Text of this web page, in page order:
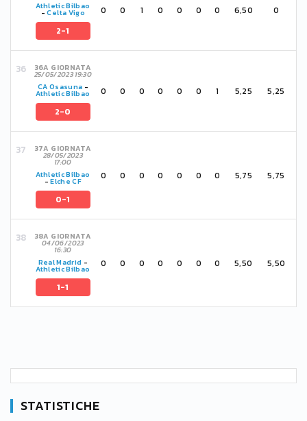
Athletic Bilbao
-Celta Vigo
2-1
0 0 1 0 0 0 0 6,50 0
36A GIORNATA
25/05/2023 19:30
CA Osasuna -
Athletic Bilbao
2-0
0 0 0 0 0 0 1 5,25 5,25
37A GIORNATA
28/05/2023
17:00
Athletic Bilbao
-Elche CF
0-1
0 0 0 0 0 0 0 5,75 5,75
38A GIORNATA
04/06/2023
16:30
Real Madrid -
Athletic Bilbao
1-1
0 0 0 0 0 0 0 5,50 5,50
STATISTICHE